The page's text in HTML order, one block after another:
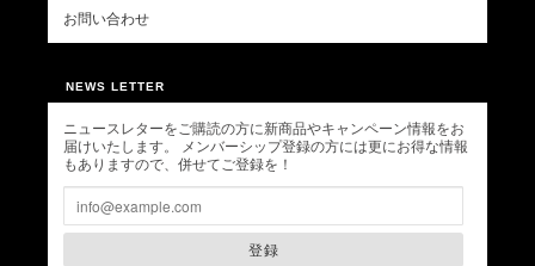
お問い合わせ
NEWS LETTER
ニュースレターをご購読の方に新商品やキャンペーン情報をお
届けいたします。 メンバーシップ登録の方には更にお得な情報
もありますので、併せてご登録を！
登録